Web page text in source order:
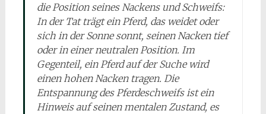
die Position seines Nackens und Schweifs:
In der Tat trägt ein Pferd, das weidet oder
sich in der Sonne sonnt, seinen Nacken tief
oder in einer neutralen Position. Im
Gegenteil, ein Pferd auf der Suche wird
einen hohen Nacken tragen. Die
Entspannung des Pferdeschweifs ist ein
Hinweis auf seinen mentalen Zustand, es